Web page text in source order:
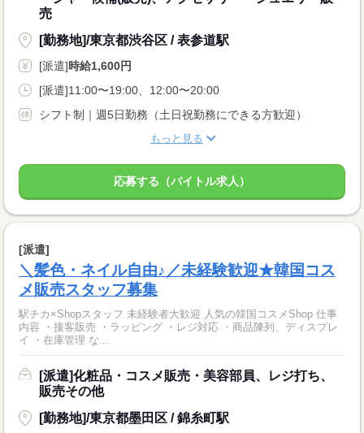
売
[勤務地]/東京都渋谷区 / 表参道駅
[派遣]時給1,600円
[派遣]11:00〜19:00、12:00〜20:00
シフト制｜週5日勤務（土日祝勤務にできる方歓迎）
もっと見る
応募する（バイトル求人）
[派遣]
＼髪色・ネイル自由♪／未経験歓迎★韓国コス
メ販売スタッフ募集
駅チカ×Shopスタッフ 未経験者大歓迎 人気の韓国コスメShop 仕事
内容 ・接客販売 ・ラッピング ・レジ対応 ・商品陳列、ディスプレ
イ ・在庫管理 な...
[派遣]化粧品・コスメ販売・美容部員、レジ打ち、
販売その他
[勤務地]/東京都墨田区 / 錦糸町駅